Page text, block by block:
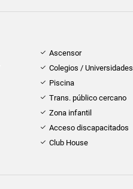
Ascensor
Colegios / Universidades
Piscina
Trans. público cercano
Zona infantil
Acceso discapacitados
Club House